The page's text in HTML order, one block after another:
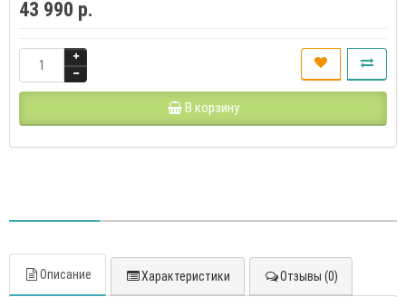
43 990 р.
В корзину
Описание Характеристики Отзывы (0)